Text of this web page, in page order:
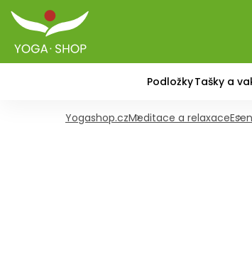
PodložkyTašky a
Yogashop.czMeditace a relaxace